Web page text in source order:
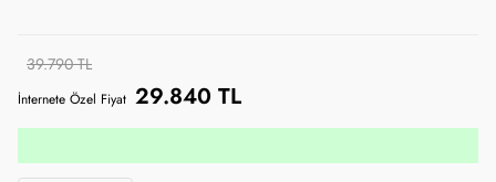
39.790 TL
İnternete Özel Fiyat 29.840 TL